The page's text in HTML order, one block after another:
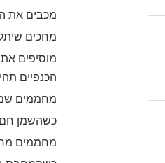
מכבים את
מחכים
מוסיפים
הכנפיים
מחממים שמן
כשהשמן חם מכניסים
מחממים